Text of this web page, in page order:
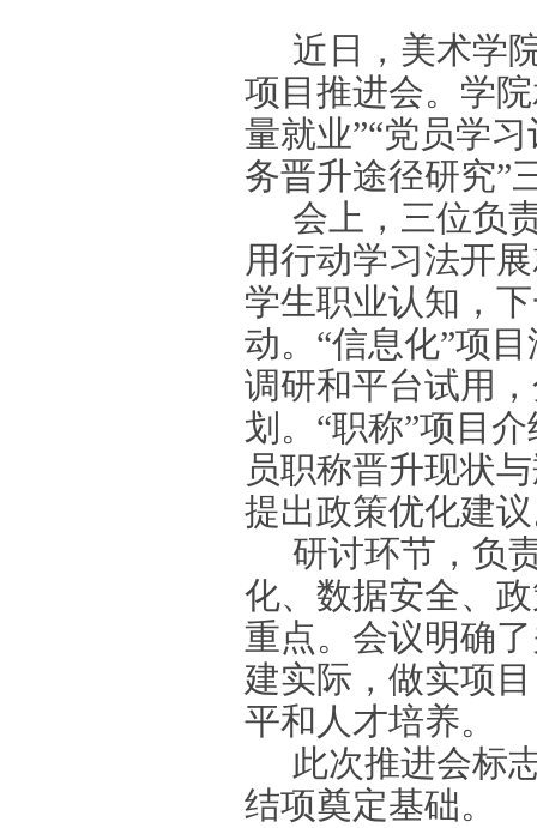
近日，美术学
项目推进会。学
量就业”“党员学
务晋升途径研究”
会上，三位负
用行动学习法开
学生职业认知，
动。“信息化”项
调研和平台试用
划。“职称”项目
员职称晋升现状
提出政策优化建
研讨环节，负
化、数据安全、
重点。会议明确
建实际，做实项
平和人才培养。
此次推进会标
结项奠定基础。